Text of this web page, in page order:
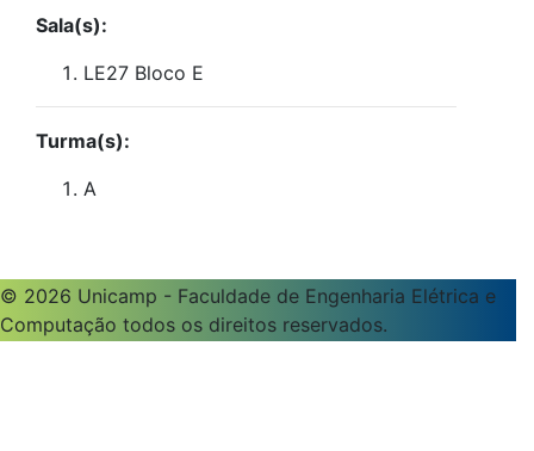
Sala(s):
LE27 Bloco E
Turma(s):
A
© 2026 Unicamp - Faculdade de Engenharia Elétrica e
Computação todos os direitos reservados.